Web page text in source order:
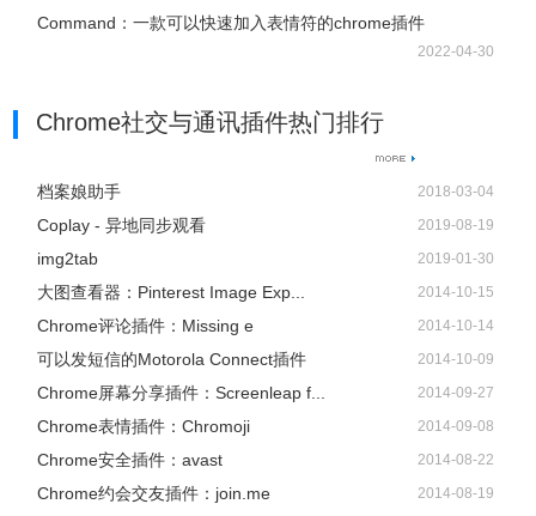
Command：一款可以快速加入表情符的chrome插件
2022-04-30
Chrome社交与通讯插件热门排行
档案娘助手 2018-03-04
Coplay - 异地同步观看 2019-08-19
img2tab 2019-01-30
大图查看器：Pinterest Image Exp... 2014-10-15
Chrome评论插件：Missing e 2014-10-14
可以发短信的Motorola Connect插件 2014-10-09
Chrome屏幕分享插件：Screenleap f... 2014-09-27
Chrome表情插件：Chromoji 2014-09-08
Chrome安全插件：avast 2014-08-22
Chrome约会交友插件：join.me 2014-08-19